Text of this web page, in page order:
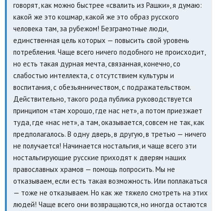
говорят, как можно быстрее «свалить из Рашки», я думаю:
какой же это кошмар, какой же это образ русского
человека там, за рубежом! Безграмотные люди,
единственная цель которых — повысить свой уровень
потребления. Чаще всего ничего подобного не происходит,
но есть такая дурная мечта, связанная, конечно, со
слабостью интеллекта, с отсутствием культуры и
воспитания, с обезьянничеством, с подражательством.
Действительно, такого рода публика руководствуется
принципом «там хорошо, где нас нет», а потом приезжает
туда, где «нас нет», а там, оказывается, совсем не так, как
предполагалось. В одну дверь, в другую, в третью — ничего
не получается! Начинается ностальгия, и чаще всего эти
ностальгирующие русские приходят к дверям наших
православных храмов — помощь попросить. Мы не
отказываем, если есть такая возможность. Или поплакаться
— тоже не отказываем. Но как же тяжело смотреть на этих
людей! Чаще всего они возвращаются, но иногда остаются